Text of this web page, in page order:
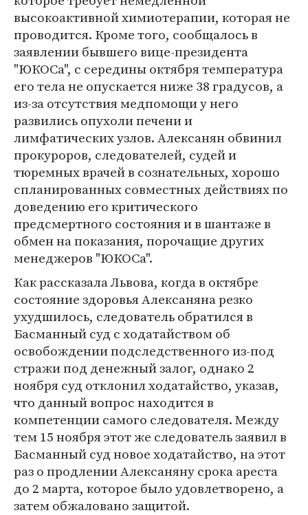
высокоактивной химиотерапии, которая не
проводится. Кроме того, сообщалось в
заявлении бывшего вице-президента
"ЮКОСа", с середины октября температура
его тела не опускается ниже 38 градусов, а
из-за отсутствия медпомощи у него
развились опухоли печени и
лимфатических узлов. Алексанян обвинил
прокуроров, следователей, судей и
тюремных врачей в сознательных, хорошо
спланированных совместных действиях по
доведению его критического
предсмертного состояния и в шантаже в
обмен на показания, порочащие других
менеджеров "ЮКОСа".
Как рассказала Львова, когда в октябре
состояние здоровья Алексаняна резко
ухудшилось, следователь обратился в
Басманный суд с ходатайством об
освобождении подследственного из-под
стражи под денежный залог, однако 2
ноября суд отклонил ходатайство, указав,
что данный вопрос находится в
компетенции самого следователя. Между
тем 15 ноября этот же следователь заявил в
Басманный суд новое ходатайство, на этот
раз о продлении Алексаняну срока ареста
до 2 марта, которое было удовлетворено, а
затем обжаловано защитой.